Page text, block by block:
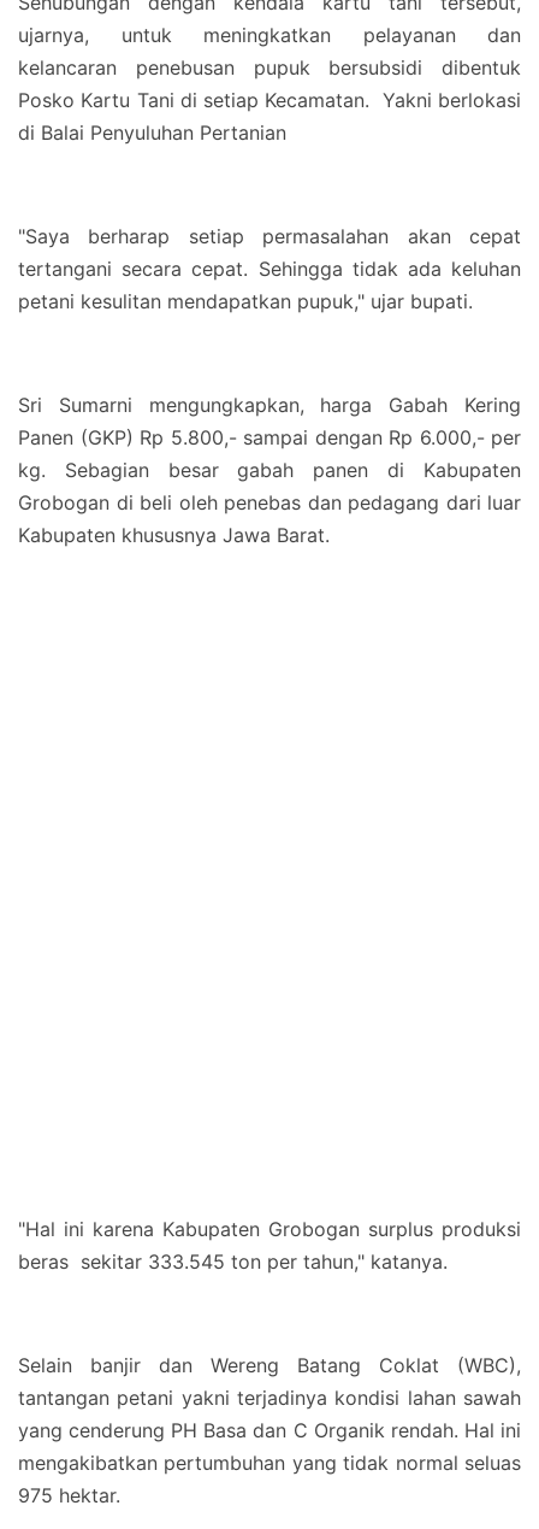
ujarnya, untuk meningkatkan pelayanan dan
kelancaran penebusan pupuk bersubsidi dibentuk
Posko Kartu Tani di setiap Kecamatan. Yakni berlokasi
di Balai Penyuluhan Pertanian
"Saya berharap setiap permasalahan akan cepat
tertangani secara cepat. Sehingga tidak ada keluhan
petani kesulitan mendapatkan pupuk," ujar bupati.
Sri Sumarni mengungkapkan, harga Gabah Kering
Panen (GKP) Rp 5.800,- sampai dengan Rp 6.000,- per
kg. Sebagian besar gabah panen di Kabupaten
Grobogan di beli oleh penebas dan pedagang dari luar
Kabupaten khususnya Jawa Barat.
"Hal ini karena Kabupaten Grobogan surplus produksi
beras sekitar 333.545 ton per tahun," katanya.
Selain banjir dan Wereng Batang Coklat (WBC),
tantangan petani yakni terjadinya kondisi lahan sawah
yang cenderung PH Basa dan C Organik rendah. Hal ini
mengakibatkan pertumbuhan yang tidak normal seluas
975 hektar.